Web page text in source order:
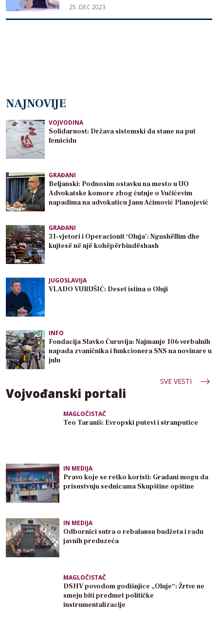
25. DEC 2023
NAJNOVIJE
VOJVODINA
Solidarnost: Država sistemski da stane na put
femicidu
GRAĐANI
Beljanski: Podnosim ostavku na mesto u UO
Advokatske komore zbog ćutnje o Vučićevim
napadima na advokaticu Janu Aćimović Planojević
GRAĐANI
31-vjetori i Operacionit ‘Oluja’: Ngushëllim dhe
kujtesë në një kohëpërbindëshash
JUGOSLAVIJA
VLADO VURUŠIĆ: Deset istina o Oluji
INFO
Fondacija Slavko Ćuruvija: Najmanje 106 verbalnih
napada zvaničnika i funkcionera SNS na novinare u
julu
SVE VESTI
Vojvođanski portali
MAGLOČISTAČ
Teo Taraniš: Evropski putevi i stranputice
IN MEDIJA
Pravo koje se retko koristi: Građani mogu da
prisustvuju sednicama Skupštine opštine
IN MEDIJA
Odbornici sutra o rebalansu budžeta i radu
javnih preduzeća
MAGLOČISTAČ
DSHV povodom godišnjice „Oluje“: Žrtve ne
smeju biti predmet političke
instrumentalizacije